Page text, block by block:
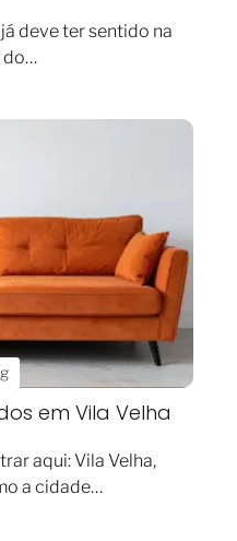
deve ter sentido na
do…
em Vila Velha
aqui: Vila Velha,
a cidade…